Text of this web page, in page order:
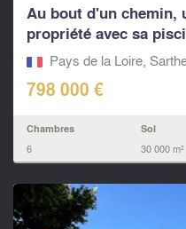
Au bout d'un chemin,
propriété avec sa
parcPays de la Loire,
798 000 €
Chambres
6
Sol
30 000 m²